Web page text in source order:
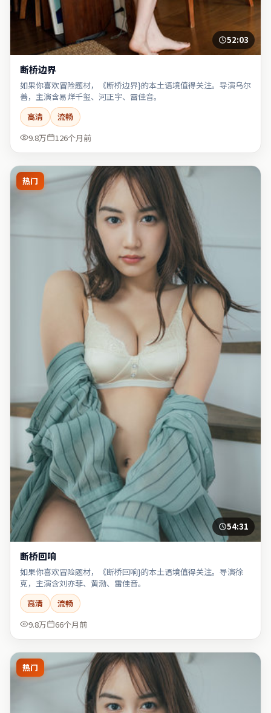
52:03
断桥边界
如果你喜欢冒险题材，《断桥边界}的本土语境值得关注。导演乌尔
善，主演含易烊千玺、河正宇、雷佳音。
高清
流畅
9.8万
126个月前
热门
54:31
断桥回响
如果你喜欢冒险题材，《断桥回响}的本土语境值得关注。导演徐
克，主演含刘亦菲、黄渤、雷佳音。
高清
流畅
9.8万
66个月前
热门